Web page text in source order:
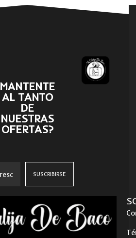
MANTENTE
AL TANTO
DE
NUESTRAS
OFERTAS?